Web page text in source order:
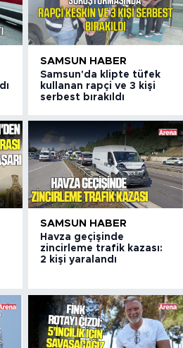
SAMSUN HABER
Samsun'da klipte tüfek
kullanan rapçi ve 3 kişi
serbest bırakıldı
SAMSUN HABER
Havza geçişinde
zincirleme trafik kazası:
2 kişi yaralandı